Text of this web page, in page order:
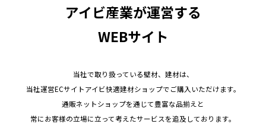
アイビ産業が運営する
WEBサイト
当社で取り扱っている壁材、建材は、
当社運営ECサイトアイビ快適建材ショップでご購入いただけます。
通販ネットショップを通じて豊富な品揃えと
常にお客様の立場に立って考えたサービスを追及しております。